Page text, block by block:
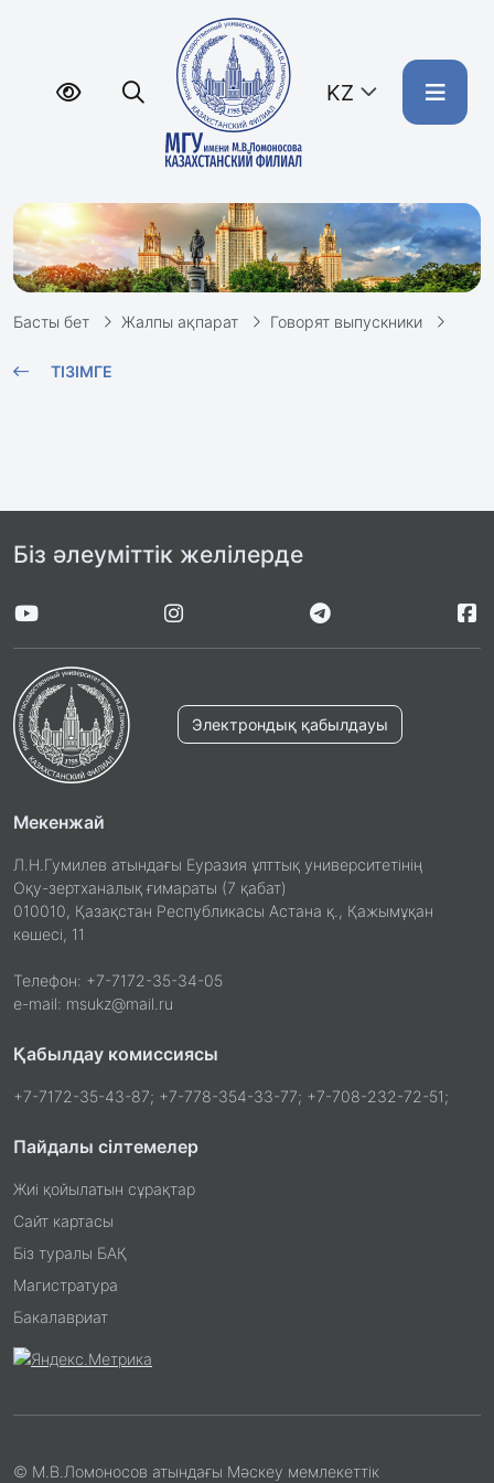
KZ
Басты бет Жалпы ақпарат Говорят выпускники
ТІЗІМГЕ
Біз әлеуміттік желілерде
Электрондық қабылдауы
Мекенжай
Л.Н.Гумилев атындағы Еуразия ұлттық университетінің
Оқу-зертханалық ғимараты (7 қабат)
010010, Қазақстан Республикасы Астана қ., Қажымұқан
көшесі, 11
Телефон: +7-7172-35-34-05
e-mail: msukz@mail.ru
Қабылдау комиссиясы
+7-7172-35-43-87; +7-778-354-33-77; +7-708-232-72-51;
Пайдалы сілтемелер
Жиі қойылатын сұрақтар
Сайт картасы
Біз туралы БАҚ
Магистратура
Бакалавриат
© М.В.Ломоносов атындағы Мәскеу мемлекеттік